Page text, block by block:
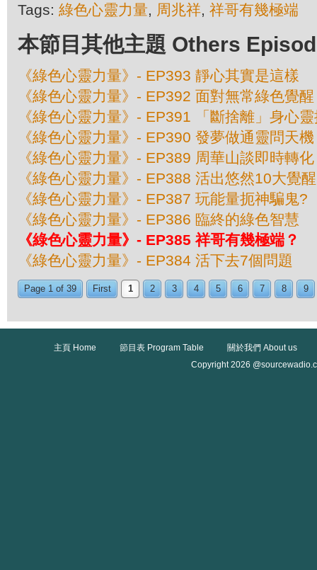
Tags: 綠色心靈力量, 周兆祥, 祥哥有幾極端
本節目其他主題 Others
《綠色心靈力量》- EP393 靜心其實是這樣
《綠色心靈力量》- EP392 面對無常綠色覺醒
《綠色心靈力量》- EP391 「斷捨離」身心
《綠色心靈力量》- EP390 發夢做通靈問天機
《綠色心靈力量》- EP389 周華山談即時轉化
《綠色心靈力量》- EP388 活出悠然10大覺醒
《綠色心靈力量》- EP387 玩能量扼神騙鬼?
《綠色心靈力量》- EP386 臨終的綠色智慧
《綠色心靈力量》- EP385 祥哥有幾極端？
《綠色心靈力量》- EP384 活下去7個問題
Page 1 of 39 First 1 2 3 4 5 6 7 8 9
主頁 Home 節目表 Program Table
關於我們 About us
Copyright 2026